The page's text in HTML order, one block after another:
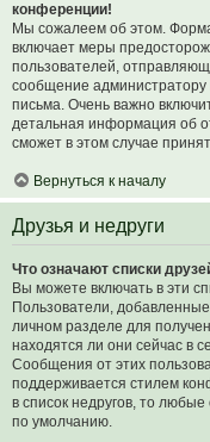
конференции!
Мы сожалеем об этом.
включает меры
пользователей,
сообщение
письма. Очень важно
детальная информация об
сможет в этом случае
Вернуться к началу
Друзья и недруги
Что означают списки
Вы можете включать в эти
Пользователи,
личном разделе для
находятся ли они сейчас в
Сообщения от этих
поддерживается стилем
в список недругов, то
по умолчанию.